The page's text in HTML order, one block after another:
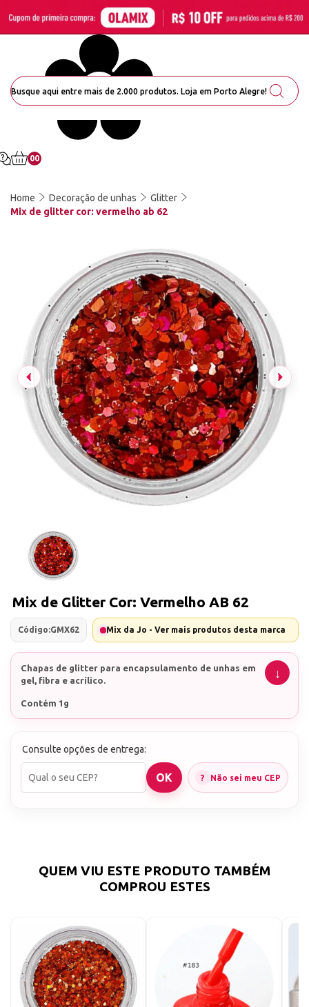
00
Home Decoração de unhas
Glitter
Mix de glitter cor: vermelho ab 62
Mix de Glitter Cor: Vermelho AB 62
Código:GMX62 Mix da Jo - Ver mais produtos desta marca
Chapas de glitter para encapsulamento de unhas em
gel, fibra e acrílico.
Contém 1g
Consulte opções de entrega:
Não sei meu CEP
QUEM VIU ESTE PRODUTO TAMBÉM
COMPROU ESTES